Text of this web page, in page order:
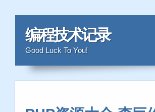
编程技术记录
Good Luck To You!